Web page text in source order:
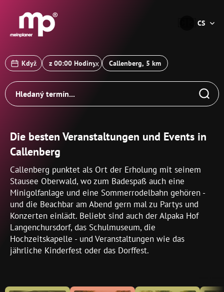
®
CS
Když x Callenberg, 5 km
Die besten Veranstaltungen und Events in
Callenberg
Callenberg punktet als Ort der Erholung mit seinem
Stausee Oberwald, wo zum Badespaß auch eine
Minigolfanlage und eine Sommerrodelbahn gehören -
und die Beachbar am Abend gern mal zu Partys und
Konzerten einlädt. Beliebt sind auch der Alpaka Hof
Langenchursdorf, das Schulmuseum, die
Hochzeitskapelle - und Veranstaltungen wie das
jährliche Kinderfest oder das Dorffest.